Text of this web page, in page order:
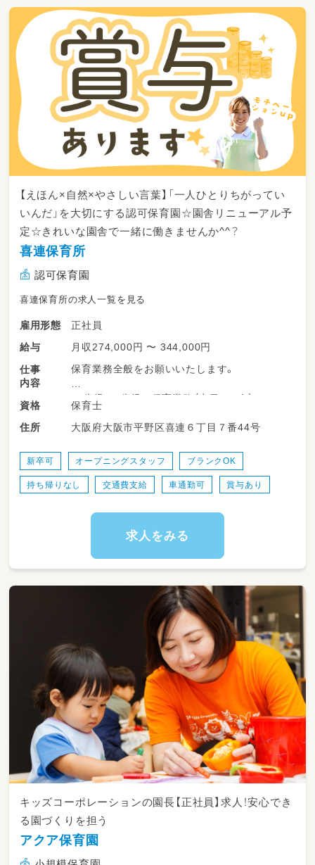
【えほん×自然×やさしい言葉】「一人ひとりちがってい
いんだ」を大切にする認可保育園☆園舎リニューアル予
定☆きれいな園舎で一緒に働きませんか^^？
喜連保育所
認可保育園
喜連保育所の求人一覧を見る
雇用形態
正社員
給与
月収274,000円 〜 344,000円
仕事
内容
保育業務全般をお願いいたします。
・0歳児～5歳児の保育業務（定員100名）
・書類作成や付随する業務
（分け合って負担軽減に取り組んでいます。）
普段の保育を大切にした保育をしています。
たくさんのえほんに包まれ
心穏やかにゆっくりと優しい保育を実践してい
資格
保育士
住所
大阪府大阪市平野区喜連６丁目７番44号
新卒可 オープニングスタッフ ブランクOK
持ち帰りなし 交通費支給 車通勤可 賞与あり
求人をみる
キッズコーポレーションの園長【正社員】求人！安心でき
る園づくりを担う
アクア保育園